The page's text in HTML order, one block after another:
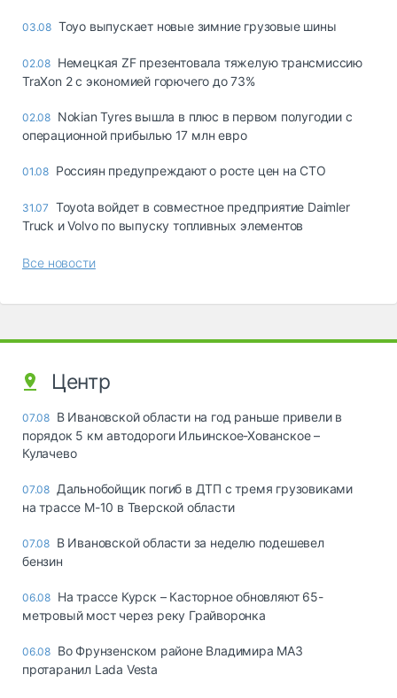
03.08 Toyo выпускает новые зимние грузовые шины
02.08 Немецкая ZF презентовала тяжелую трансмиссию
TraXon 2 с экономией горючего до 73%
02.08 Nokian Tyres вышла в плюс в первом полугодии с
операционной прибылью 17 млн евро
01.08 Россиян предупреждают о росте цен на СТО
31.07 Toyota войдет в совместное предприятие Daimler
Truck и Volvo по выпуску топливных элементов
Все новости
Центр
07.08 В Ивановской области на год раньше привели в
порядок 5 км автодороги Ильинское-Хованское –
Кулачево
07.08 Дальнобойщик погиб в ДТП с тремя грузовиками
на трассе М-10 в Тверской области
07.08 В Ивановской области за неделю подешевел
бензин
06.08 На трассе Курск – Касторное обновляют 65-
метровый мост через реку Грайворонка
06.08 Во Фрунзенском районе Владимира МАЗ
протаранил Lada Vesta